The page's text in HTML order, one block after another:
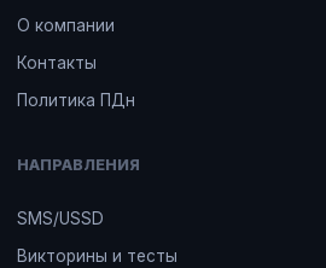
О компании
Контакты
Политика ПДн
НАПРАВЛЕНИЯ
SMS/USSD
Викторины и тесты